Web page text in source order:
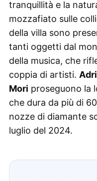
tranquillità e la
mozzafiato sulle
della villa sono
tanti oggetti dal
della musica, che
coppia di artisti.
Mori proseguono la
che dura da più di
nozze di diamante
luglio del 2024.